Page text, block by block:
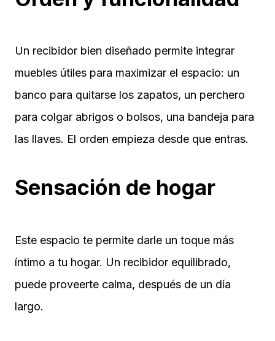
Un recibidor bien diseñado permite integrar
muebles útiles para maximizar el espacio: un
banco para quitarse los zapatos, un perchero
para colgar abrigos o bolsos, una bandeja para
las llaves. El orden empieza desde que entras.
Sensación de hogar
Este espacio te permite darle un toque más
íntimo a tu hogar. Un recibidor equilibrado,
puede proveerte calma, después de un día
largo.